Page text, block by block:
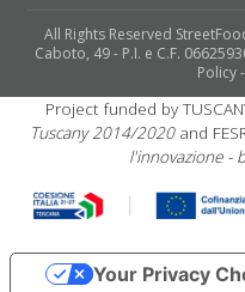
All Rights Reserved
Caboto, 49 - P.I. e C.F.
Policy-
Project funded by
Tuscany 2014/2020and
l'innovazione -
Your Privacy